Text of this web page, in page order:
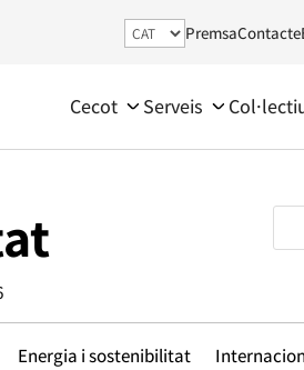
PremsaContacte
Cecot Serveis
Energia i sostenibilitat